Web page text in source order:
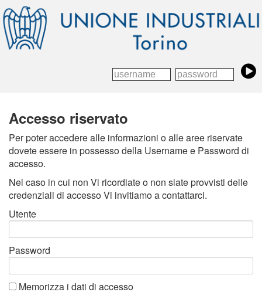
Accesso riservato
Per poter accedere alle informazioni o alle aree riservate
dovete essere in possesso della Username e Password di
accesso.
Nel caso in cui non Vi ricordiate o non siate provvisti delle
credenziali di accesso Vi invitiamo a contattarci.
Utente
Password
Memorizza i dati di accesso